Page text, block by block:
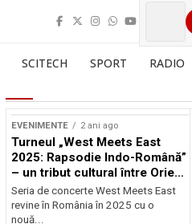
SCITECH SPORT RADIO
EVENIMENTE 2 ani ago
Turneul „West Meets East
2025: Rapsodie Indo-Română”
– un tribut cultural între Orient
și Occident
Seria de concerte West Meets East
revine în România în 2025 cu o
nouă...